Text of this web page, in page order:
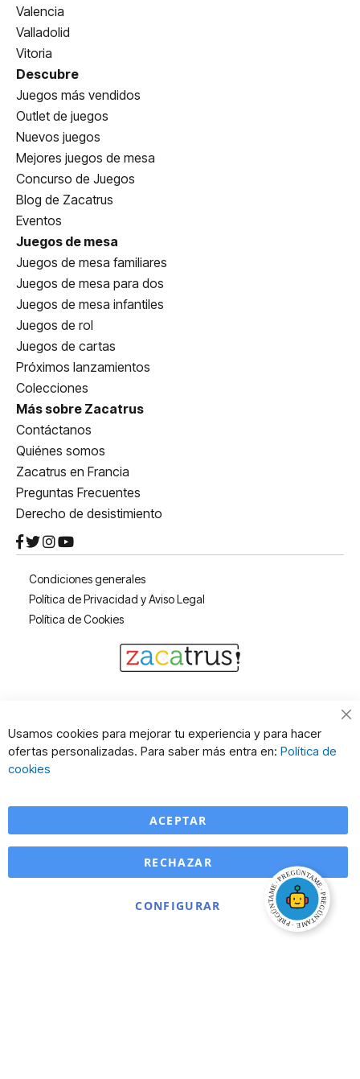
Valencia
Valladolid
Vitoria
Descubre
Juegos más vendidos
Outlet de juegos
Nuevos juegos
Mejores juegos de mesa
Concurso de Juegos
Blog de Zacatrus
Eventos
Juegos de mesa
Juegos de mesa familiares
Juegos de mesa para dos
Juegos de mesa infantiles
Juegos de rol
Juegos de cartas
Próximos lanzamientos
Colecciones
Más sobre Zacatrus
Contáctanos
Quiénes somos
Zacatrus en Francia
Preguntas Frecuentes
Derecho de desistimiento
Condiciones generales
Política de Privacidad y Aviso Legal
Política de Cookies
Usamos cookies para mejorar tu experiencia y para hacer
ofertas personalizadas. Para saber más entra en: Política de
cookies
ACEPTAR
CONFIGURAR
RECHAZAR